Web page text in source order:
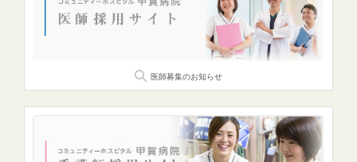
医師募集のお知らせ